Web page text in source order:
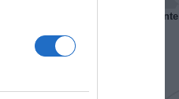
Francia, il Marsiglia senza presidente